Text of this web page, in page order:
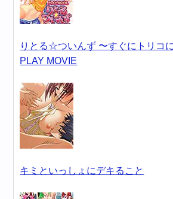
りとる☆ついんず 〜すぐにトリコ
PLAY MOVIE
キミといっしょにデキること